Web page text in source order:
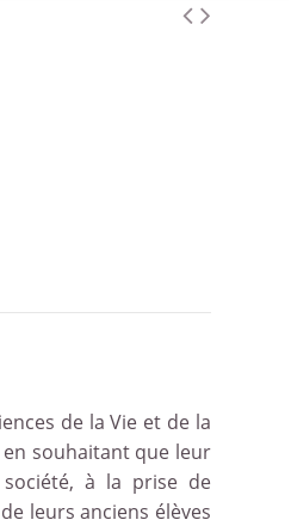
de la Vie et de la
souhaitant que leur
à la prise de
leurs anciens élèves